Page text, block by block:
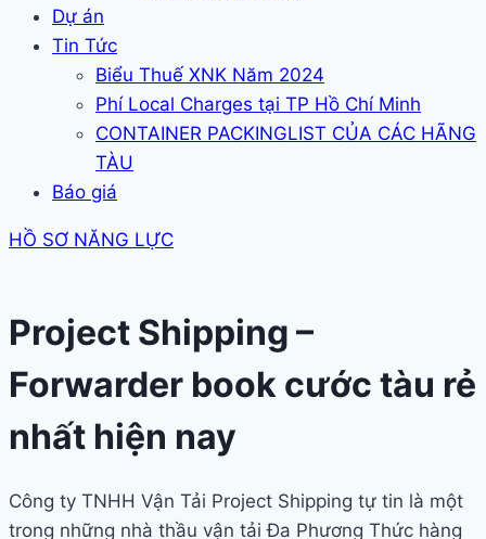
Dự án
Tin Tức
Biểu Thuế XNK Năm 2024
Phí Local Charges tại TP Hồ Chí Minh
CONTAINER PACKINGLIST CỦA CÁC HÃNG
TÀU
Báo giá
HỒ SƠ NĂNG LỰC
Project Shipping –
Forwarder book cước tàu rẻ
nhất hiện nay
Công ty TNHH Vận Tải Project Shipping tự tin là một
trong những nhà thầu vận tải Đa Phương Thức hàng